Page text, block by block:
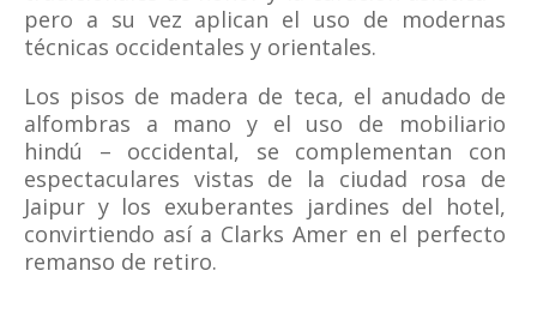
pero a su vez aplican el uso de modernas
técnicas occidentales y orientales.
Los pisos de madera de teca, el anudado de
alfombras a mano y el uso de mobiliario
hindú – occidental, se complementan con
espectaculares vistas de la ciudad rosa de
Jaipur y los exuberantes jardines del hotel,
convirtiendo así a Clarks Amer en el perfecto
remanso de retiro.